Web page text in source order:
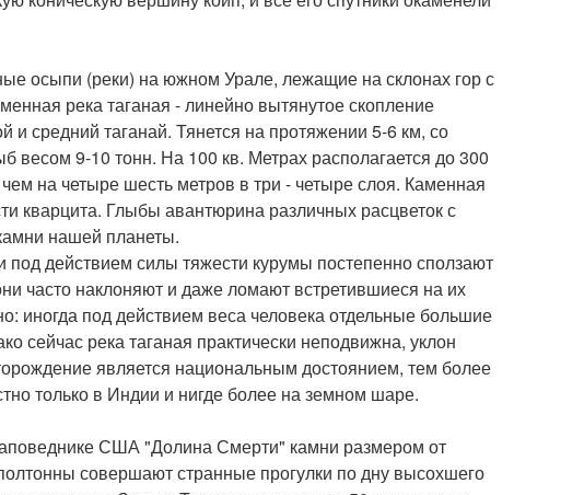
осыпи (реки) на южном Урале, лежащие на склонах гор с
река таганая - линейно вытянутое скопление
средний таганай. Тянется на протяжении 5-6 км, со
весом 9-10 тонн. На 100 кв. Метрах располагается до 300
на четыре шесть метров в три - четыре слоя. Каменная
кварцита. Глыбы авантюрина различных расцветок с
нашей планеты.
под действием силы тяжести курумы постепенно сползают
часто наклоняют и даже ломают встретившиеся на их
иногда под действием веса человека отдельные большие
сейчас река таганая практически неподвижна, уклон
является национальным достоянием, тем более
только в Индии и нигде более на земном шаре.
США "Долина Смерти" камни размером от
совершают странные прогулки по дну высохшего